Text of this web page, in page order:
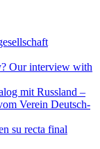
Our interview with
mit Russland –
Verein Deutsch-
su recta final